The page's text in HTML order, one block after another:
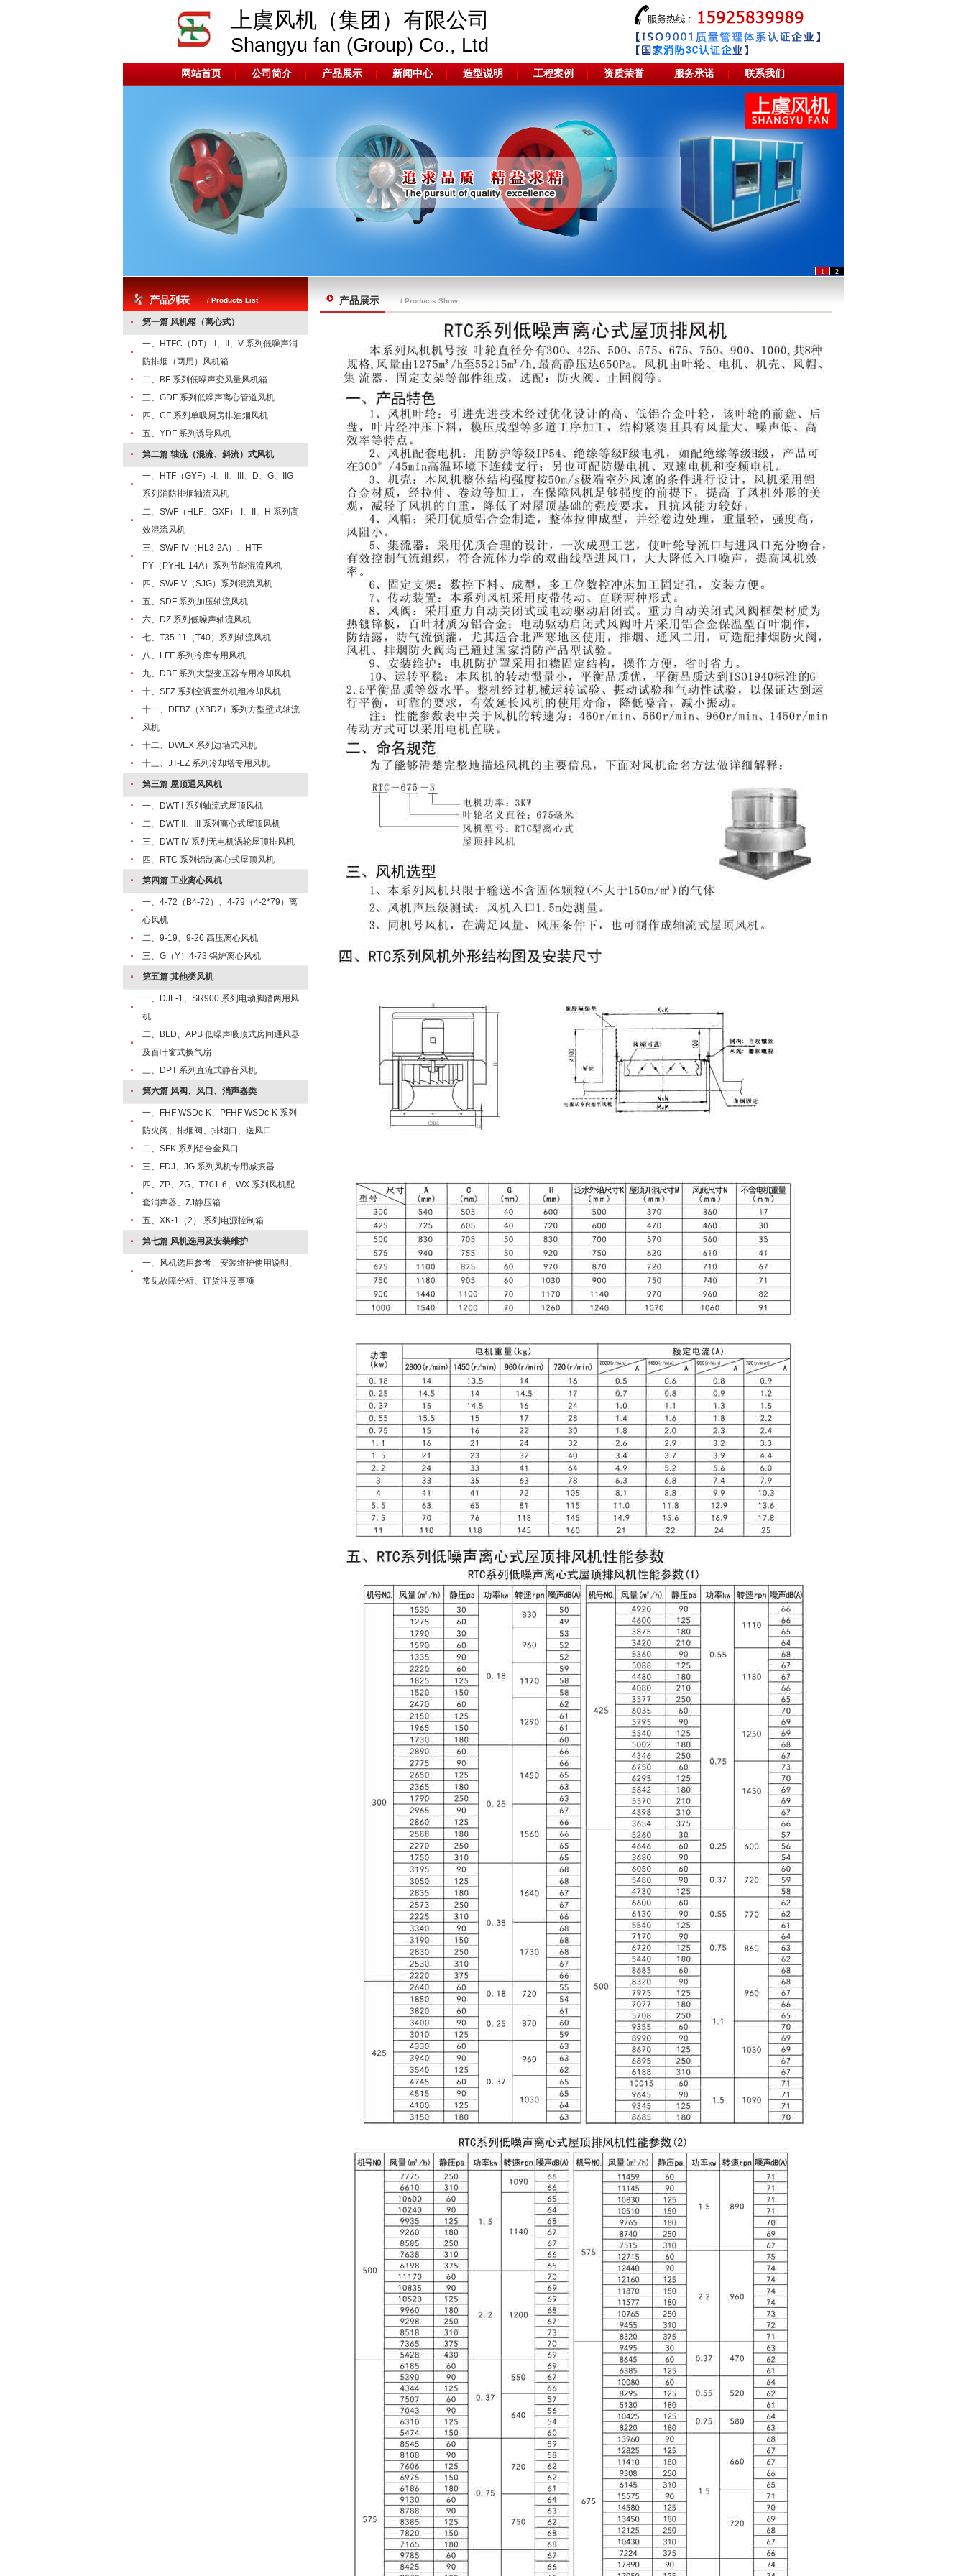
上虞风机（集团）有限公司
Shangyu fan (Group) Co., Ltd
网站首页 公司简介 产品展示 新闻中心 造型说明 工程案例 资质荣誉 服务承诺 联系我们
产品列表 / Products List
· 第一篇 风机箱（离心式）
·
一、HTFC（DT）-I、II、V 系列低噪声消
防排烟（两用）风机箱
· 二、BF 系列低噪声变风量风机箱
· 三、GDF 系列低噪声离心管道风机
· 四、CF 系列单吸厨房排油烟风机
· 五、YDF 系列诱导风机
· 第二篇 轴流（混流、斜流）式风机
·
一、HTF（GYF）-I、II、III、D、G、IIG
系列消防排烟轴流风机
·
二、SWF（HLF、GXF）-I、II、H 系列高
效混流风机
·
三、SWF-IV（HL3-2A）、HTF-
PY（PYHL-14A）系列节能混流风机
· 四、SWF-V（SJG）系列混流风机
· 五、SDF 系列加压轴流风机
· 六、DZ 系列低噪声轴流风机
· 七、T35-11（T40）系列轴流风机
· 八、LFF 系列冷库专用风机
· 九、DBF 系列大型变压器专用冷却风机
· 十、SFZ 系列空调室外机组冷却风机
·
十一、DFBZ（XBDZ）系列方型壁式轴流
风机
· 十二、DWEX 系列边墙式风机
· 十三、JT-LZ 系列冷却塔专用风机
· 第三篇 屋顶通风风机
· 一、DWT-I 系列轴流式屋顶风机
· 二、DWT-II、III 系列离心式屋顶风机
· 三、DWT-IV 系列无电机涡轮屋顶排风机
· 四、RTC 系列铝制离心式屋顶风机
· 第四篇 工业离心风机
·
一、4-72（B4-72）、4-79（4-2*79）离
心风机
· 二、9-19、9-26 高压离心风机
· 三、G（Y）4-73 锅炉离心风机
· 第五篇 其他类风机
·
一、DJF-1、SR900 系列电动脚踏两用风
机
·
二、BLD、APB 低噪声吸顶式房间通风器
及百叶窗式换气扇
· 三、DPT 系列直流式静音风机
· 第六篇 风阀、风口、消声器类
·
一、FHF WSDc-K、PFHF WSDc-K 系列
防火阀、排烟阀、排烟口、送风口
· 二、SFK 系列铝合金风口
· 三、FDJ、JG 系列风机专用减振器
·
四、ZP、ZG、T701-6、WX 系列风机配
套消声器、ZJ静压箱
· 五、XK-1（2） 系列电源控制箱
· 第七篇 风机选用及安装维护
·
一、风机选用参考、安装维护使用说明、
常见故障分析、订货注意事项
产品展示 / Products Show